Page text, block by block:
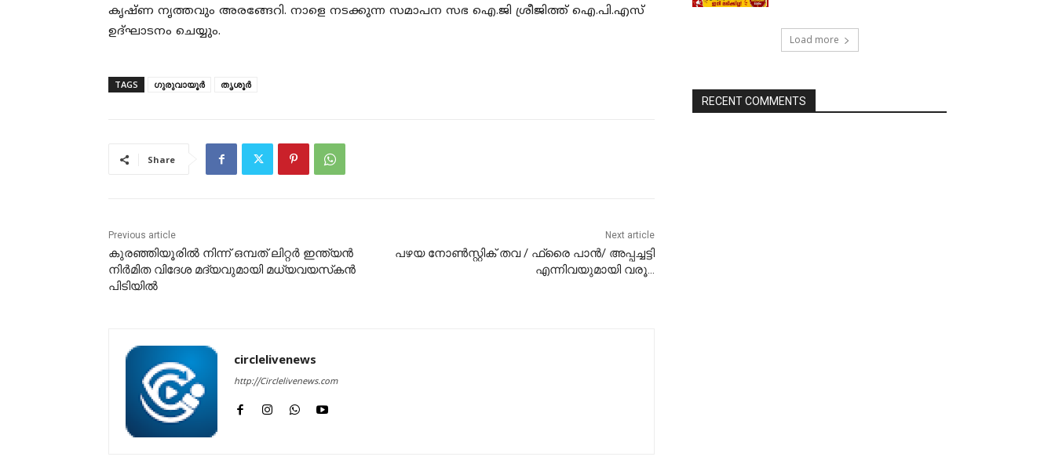
കൃഷ്ണ നൃത്തവും അരങ്ങേറി. നാളെ നടക്കുന്ന സമാപന സഭ ഐ.ജി ശ്രീജിത്ത്‌ ഐ.പി.എസ്
ഉദ്ഘാടനം ചെയ്യും.
TAGS ഗുരുവായൂർ തൃശൂർ
Share
Previous article
കുരഞ്ഞിയൂരിൽ നിന്ന് ഒമ്പത് ലിറ്റർ ഇന്ത്യൻ
നിർമിത വിദേശ മദ്യവുമായി മധ്യവയസ്‌കൻ
പിടിയിൽ
Next article
പഴയ നോൺസ്റ്റിക് തവ / ഫ്രൈ പാൻ/ അപ്പച്ചട്ടി
എന്നിവയുമായി വരൂ…
circlelivenews
http://Circlelivenews.com
Load more
RECENT COMMENTS